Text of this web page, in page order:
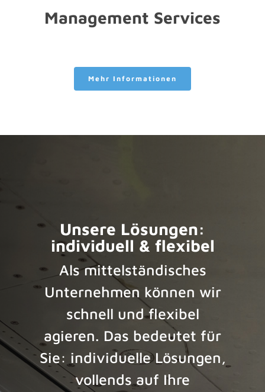
Management Services
Mehr Informationen
Unsere Lösungen:
individuell & flexibel
Als mittelständisches
Unternehmen können wir
schnell und flexibel
agieren. Das bedeutet für
Sie: individuelle Lösungen,
vollends auf Ihre